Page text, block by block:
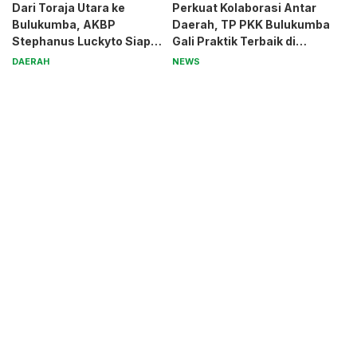
Dari Toraja Utara ke
Bulukumba, AKBP
Stephanus Luckyto Siap
Jaga Kamtibmas
DAERAH
Perkuat Kolaborasi Antar
Daerah, TP PKK Bulukumba
Gali Praktik Terbaik di
Kabupaten Malang
NEWS